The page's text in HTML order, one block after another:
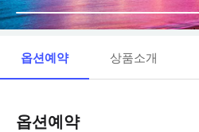
옵션예약 상품소개
옵션예약